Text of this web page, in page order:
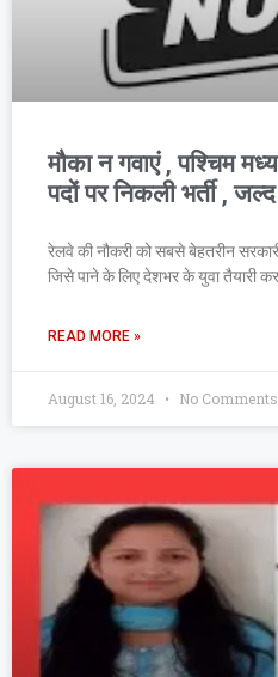
मौका न गवाएं , पश्चिम
पदों पर निकली भर्ती ,
रेलवे की नौकरी को सबसे बेहतरीन
जिसे पाने के लिए देशभर के युवा तैयारी
READ MORE »
August 16, 2024 No Comments